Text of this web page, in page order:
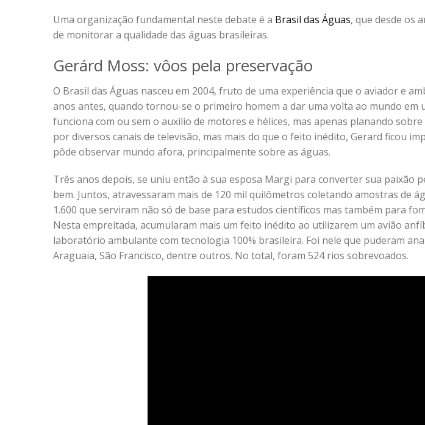
Uma organização fundamental neste debate é a Brasil das Águas, que desde os
de monitorar a qualidade das águas brasileiras.
Gerárd Moss: vôos pela preservação
O Brasil das Águas nasceu em 2004, fruto de uma experiência que o aviador e
anos antes, quando tornou-se o primeiro homem a dar uma volta ao mundo em
funciona com ou sem o auxílio de motores e hélices, mas apenas planando
por diversos canais de televisão, mas mais do que o feito inédito, Gerard ficou
pôde observar mundo afora, principalmente sobre as águas.
Três anos depois, se uniu então à sua esposa Margi para converter sua paixão
bem. Juntos, atravessaram mais de 120 mil quilômetros coletando amostras de
1.600 que serviram não só de base para estudos científicos mas também para
Nesta empreitada, acumularam mais um feito inédito ao utilizarem um avião
laboratório ambulante com tecnologia 100% brasileira. Foi nele que puderam
Araguaia, São Francisco, dentre outros. No total, foram 524 rios sobrevoados.